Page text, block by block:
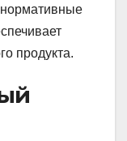
продукта.